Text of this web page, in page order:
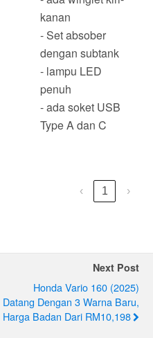
kanan
- Set absober
dengan subtank
- lampu LED
penuh
- ada soket USB
Type A dan C
‹ 1 ›
Next Post
Honda Vario 160 (2025)
Datang Dengan 3 Warna Baru,
Harga Badan Dari RM10,198